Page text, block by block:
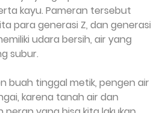
kayu. Pameran tersebut
para generasi Z, dan generasi
udara bersih, air yang
subur.
buah tinggal metik, pengen air
karena tanah air dan